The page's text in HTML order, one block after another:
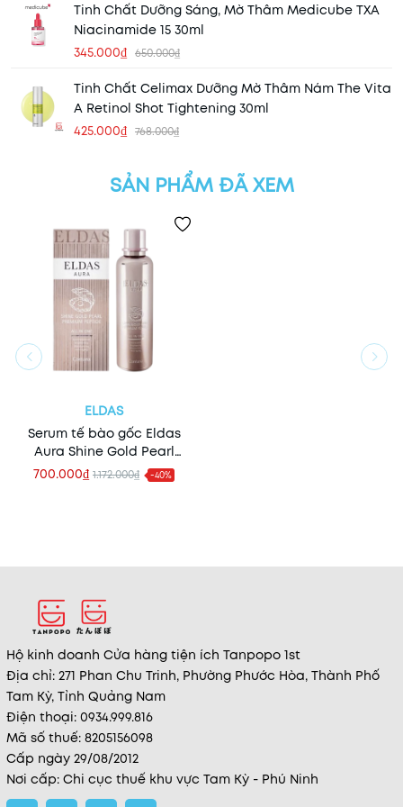
Tinh Chất Dưỡng Sáng, Mờ Thâm Medicube TXA
Niacinamide 15 30ml
345.000₫ 650.000₫
Tinh Chất Celimax Dưỡng Mờ Thâm Nám The Vita
A Retinol Shot Tightening 30ml
425.000₫ 768.000₫
SẢN PHẨM ĐÃ XEM
ELDAS
Serum tế bào gốc Eldas
Aura Shine Gold Pearl
100ml
700.000₫ 1.172.000₫ -40%
Hộ kinh doanh Cửa hàng tiện ích Tanpopo 1st
Địa chỉ: 271 Phan Chu Trinh, Phường Phước Hòa, Thành Phố
Tam Kỳ, Tỉnh Quảng Nam
Điện thoại: 0934.999.816
Mã số thuế: 8205156098
Cấp ngày 29/08/2012
Nơi cấp: Chi cục thuế khu vực Tam Kỳ - Phú Ninh